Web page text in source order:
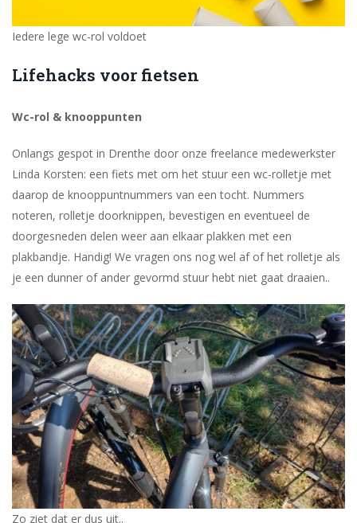
Iedere lege wc-rol voldoet
Lifehacks voor fietsen
Wc-rol & knooppunten
Onlangs gespot in Drenthe door onze freelance medewerkster
Linda Korsten: een fiets met om het stuur een wc-rolletje met
daarop de knooppuntnummers van een tocht. Nummers
noteren, rolletje doorknippen, bevestigen en eventueel de
doorgesneden delen weer aan elkaar plakken met een
plakbandje. Handig! We vragen ons nog wel af of het rolletje als
je een dunner of ander gevormd stuur hebt niet gaat draaien..
Zo ziet dat er dus uit..